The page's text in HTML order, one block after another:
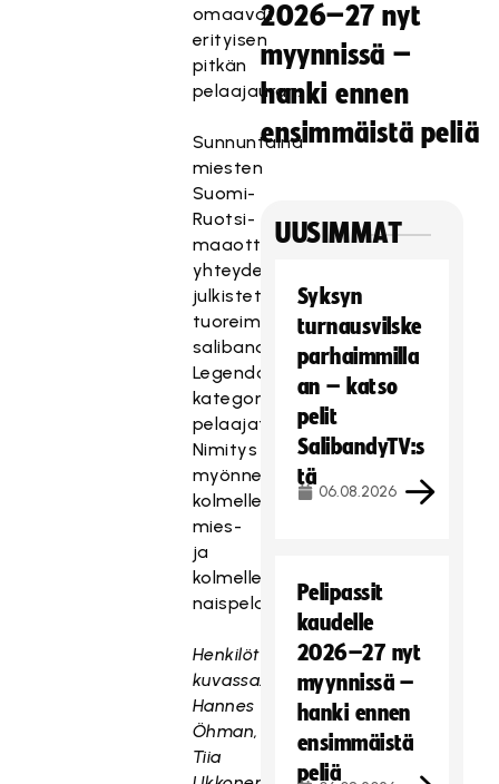
omaavat
erityisen
pitkän
pelaajauran.
Sunnuntaina
miesten
Suomi-
Ruotsi-
maaottelun
yhteydessä
julkistettiin
tuoreimmat
salibandyn
Legenda-
kategorian
pelaajat.
Nimitys
myönnettiin
kolmelle
mies-
ja
kolmelle
naispelaajalle.
Henkilöt
kuvassa:
Hannes
Öhman,
Tiia
2026–27 nyt
myynnissä –
hanki ennen
ensimmäistä peliä
UUSIMMAT
Syksyn
turnausvilske
parhaimmilla
an – katso
pelit
SalibandyTV:s
tä
06.08.2026
Pelipassit
kaudelle
2026–27 nyt
myynnissä –
hanki ennen
ensimmäistä
peliä